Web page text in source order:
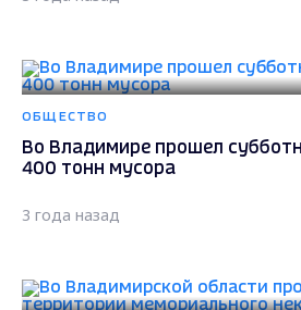
ОБЩЕСТВО
Во Владимире прошел
400 тонн мусора
3 года назад